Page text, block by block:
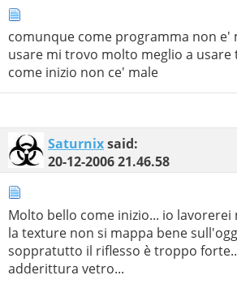
comunque come programma non e'
usare mi trovo molto meglio a usare
come inizio non ce' male
Saturnixsaid:
20-12-200621.46.58
Molto bello come inizio... io lavorerei
la texture non si mappa bene
soppratutto il riflesso è troppo
adderittura vetro...